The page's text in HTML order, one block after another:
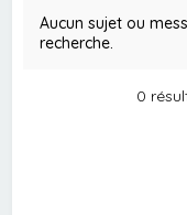
Aucun sujet ou
recherche.
0